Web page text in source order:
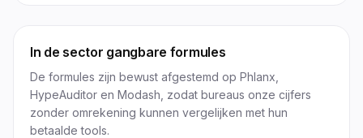
In de sector gangbare formules
De formules zijn bewust afgestemd op Phlanx,
HypeAuditor en Modash, zodat bureaus onze cijfers
zonder omrekening kunnen vergelijken met hun
betaalde tools.